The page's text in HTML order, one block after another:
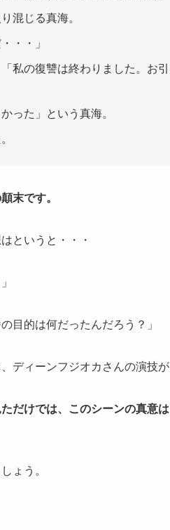
混じる真海。
・・」
私の復讐は終わりました。お
った」という真海。
末です。
というと・・・
目的は何だったんだろう？」
ディーンフジオカさんの演技が
だけでは、このシーンの真意
ょう。